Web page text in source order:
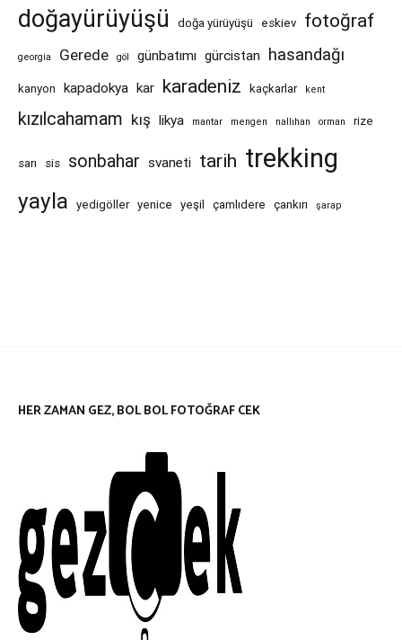
doğayürüyüşü doğa yürüyüşü eskiev fotoğraf
georgia Gerede göl günbatımı gürcistan hasandağı
kanyon kapadokya kar karadeniz kaçkarlar kent
kızılcahamam kış likya mantar mengen nallıhan orman rize
sarı sis sonbahar svaneti tarih trekking
yayla yedigöller yenice yeşil çamlıdere çankırı şarap
HER ZAMAN GEZ, BOL BOL FOTOĞRAF CEK